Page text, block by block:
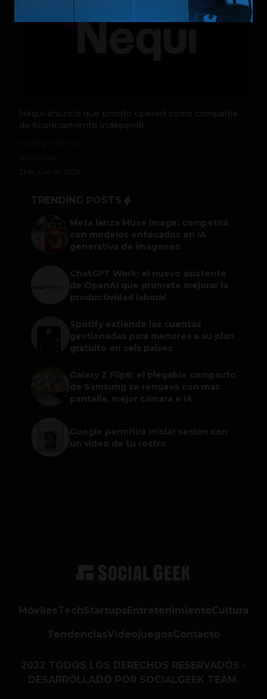
Nequi anuncia que pronto operará como compañía
de financiamiento independi
31 de julio de 2026
TRENDING POSTS
Meta lanza Muse Image: competirá
con modelos enfocados en IA
generativa de imágenes
ChatGPT Work: el nuevo asistente
de OpenAI que promete mejorar la
productividad laboral
Spotify extiende las cuentas
gestionadas para menores a su plan
gratuito en seis países
Galaxy Z Flip8: el plegable compacto
de Samsung se renueva con más
pantalla, mejor cámara e IA
Google permitirá iniciar sesión con
un video de tu rostro